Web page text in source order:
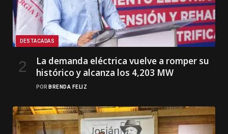
DESTACADAS
La demanda eléctrica vuelve a romper su
histórico y alcanza los 4,203 MW
POR BRENDA FELIZ